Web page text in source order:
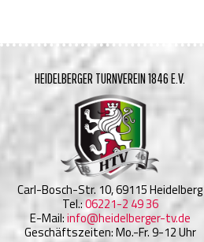
HEIDELBERGER TURNVEREIN 1846 E.V.
Carl-Bosch-Str. 10, 69115 Heidelberg
Tel.:06221-2 49 36
E-Mail:info@heidelberger-tv.de
Geschäftszeiten: Mo.-Fr. 9-12 Uhr